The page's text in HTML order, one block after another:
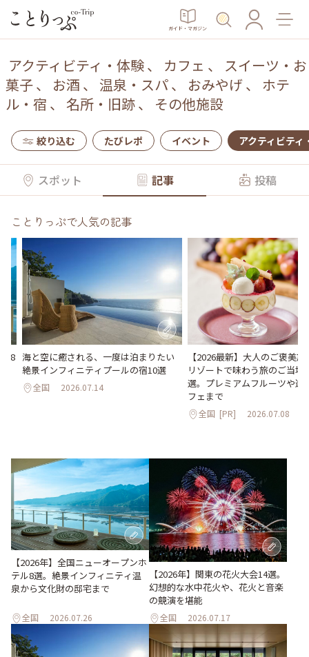
ガイド・マガジン
アクティビティ・体験、 カフェ 、 スイーツ・お
菓子、 お酒 、 温泉・スパ、 おみやげ 、 ホテ
ル・宿 、 名所・旧跡、 その他施設
絞り込む たびレポ イベント アクティビティ
スポット 記事 投稿
ことりっぷで人気の記事
8 海と空に癒される、一度は泊まりたい
絶景インフィニティプールの宿10選
全国 2026.07.14
【2026最新】大人のご褒美
リゾートで味わう旅のご当地
選。プレミアムフルーツや進
フェまで
全国 [PR] 2026.07.08
【2026年】全国ニューオープンホ
テル8選。絶景インフィニティ温
泉から文化財の邸宅まで
全国 2026.07.26
【2026年】関東の花火大会14選。
幻想的な水中花火や、花火と音楽
の競演を堪能
全国 2026.07.17